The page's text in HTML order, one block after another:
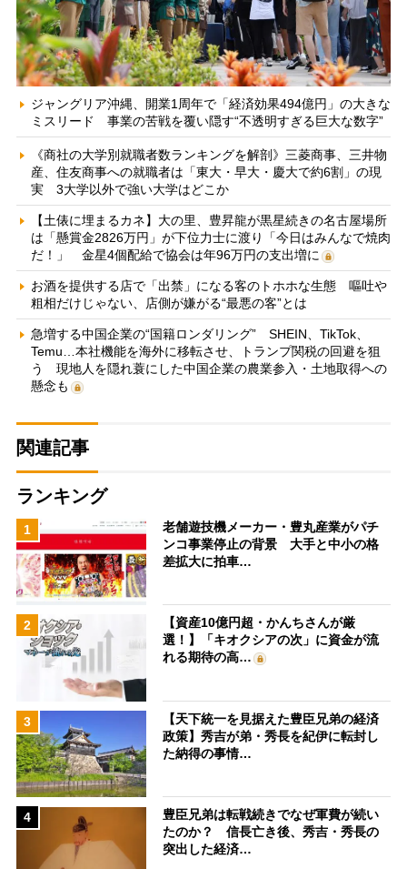
ジャングリア沖縄、開業1周年で「経済効果494億円」の大きな
ミスリード 事業の苦戦を覆い隠す“不透明すぎる巨大な数字”
《商社の大学別就職者数ランキングを解剖》三菱商事、三井物
産、住友商事への就職者は「東大・早大・慶大で約6割」の現
実 3大学以外で強い大学はどこか
【土俵に埋まるカネ】大の里、豊昇龍が黒星続きの名古屋場所
は「懸賞金2826万円」が下位力士に渡り「今日はみんなで焼肉
だ！」 金星4個配給で協会は年96万円の支出増に
お酒を提供する店で「出禁」になる客のトホホな生態 嘔吐や
粗相だけじゃない、店側が嫌がる“最悪の客”とは
急増する中国企業の“国籍ロンダリング” SHEIN、TikTok、
Temu…本社機能を海外に移転させ、トランプ関税の回避を狙
う 現地人を隠れ蓑にした中国企業の農業参入・土地取得への
懸念も
関連記事
ランキング
1
老舗遊技機メーカー・豊丸産業がパチ
ンコ事業停止の背景 大手と中小の格
差拡大に拍車…
2
【資産10億円超・かんちさんが厳
選！】「キオクシアの次」に資金が流
れる期待の高…
3
【天下統一を見据えた豊臣兄弟の経済
政策】秀吉が弟・秀長を紀伊に転封し
た納得の事情…
4
豊臣兄弟は転戦続きでなぜ軍費が続い
たのか？ 信長亡き後、秀吉・秀長の
突出した経済…